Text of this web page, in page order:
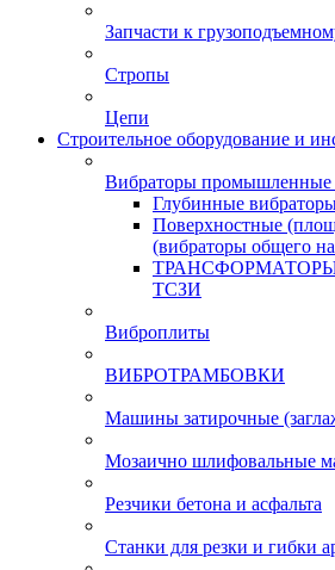
Запчасти к
Стропы
Цепи
Строительное оборудование и
Вибраторы промышленные
Глубинные
Поверхностные
(вибраторы общего
ТСЗИ
Виброплиты
ВИБРОТРАМБОВКИ
Машины затирочные
Мозаично шлифовальные
Резчики бетона и асфальта
Станки для резки и гибки